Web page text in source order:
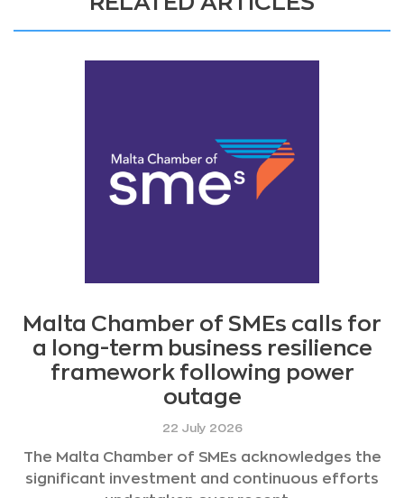
Malta Chamber of SMEs calls for
a long-term business resilience
framework following power
outage
22 July 2026
The Malta Chamber of SMEs acknowledges the
significant investment and continuous efforts